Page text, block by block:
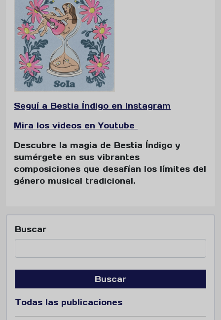
Seguí a Bestia Índigo en Instagram
Mira los videos en Youtube
Descubre la magia de Bestia Índigo y
sumérgete en sus vibrantes
composiciones que desafían los límites del
género musical tradicional.
Buscar
Buscar
Todas las publicaciones